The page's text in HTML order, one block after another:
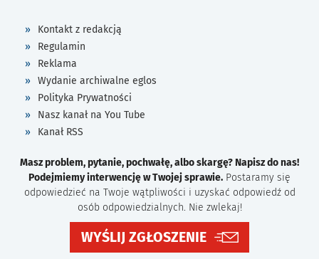
Kontakt z redakcją
Regulamin
Reklama
Wydanie archiwalne eglos
Polityka Prywatności
Nasz kanał na You Tube
Kanał RSS
Masz problem, pytanie, pochwałę, albo skargę? Napisz do nas!
Podejmiemy interwencję w Twojej sprawie. Postaramy się
odpowiedzieć na Twoje wątpliwości i uzyskać odpowiedź od
osób odpowiedzialnych. Nie zwlekaj!
WYŚLIJ ZGŁOSZENIE